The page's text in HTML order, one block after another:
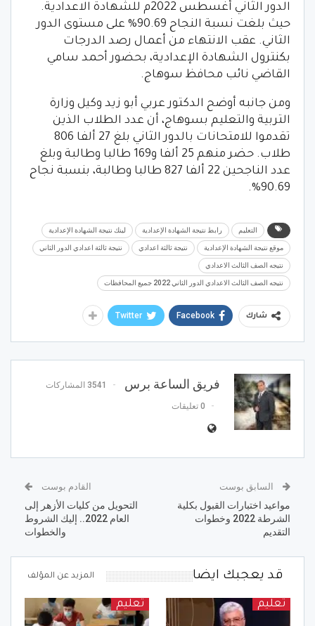
الدور الثاني أغسطس 2022م للشهادة الاعدادية.
حيث بلغت نسبة النجاح 90.69% على مستوى الدور
الثاني. عقب الانتهاء من أعمال رصد الدرجات
بكنترول الشهادة الإعدادية، بحضور أحمد سامي
القاضي نائب محافظ سوهاج.
ومن جانبه أوضح الدكتور عربي أبو زيد وكيل وزارة
التربية والتعليم بسوهاج، أن عدد الطلاب الذين
تقدموا للامتحانات بالدور الثاني بلغ 27 ألفا 806
طلاب. حضر منهم 25 ألفا و169 طالبا وطالبة وبلغ
عدد الناجحين 22 ألفا 827 طالبا وطالبة، بنسبة نجاح
90.69%.
التعليم رابط نتيجة الشهادة الإعدادية لينك نتيجة الشهادة الإعدادية
موقع نتيجة الشهادة الإعدادية نتيجة ثالثة اعدادي نتيجة ثالثة اعدادي الدور الثاني
نتيجه الصف الثالث الاعدادي
نتيجه الصف الثالث الاعدادي الدور الثاني 2022 جميع المحافظات
شارك Facebook
Twitter
فريق الساعة برس 3541 المشاركات
0 تعليقات
السابق بوست
مواعيد اختبارات القبول بكلية
الشرطة 2022 وخطوات
التقديم
القادم بوست
التحويل من كليات الأزهر إلى
العام 2022.. إليك الشروط
والخطوات
قد يعجبك ايضا المزيد عن المؤلف
تعليم تعليم